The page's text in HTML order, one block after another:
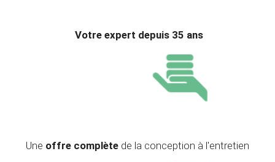
Votre expert depuis 35 ans
Une offre complète de la conception à l'entretien